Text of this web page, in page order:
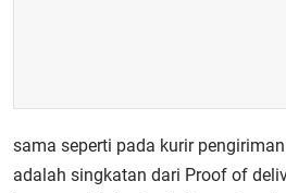
sama seperti pada kurir
adalah singkatan dari Proof of